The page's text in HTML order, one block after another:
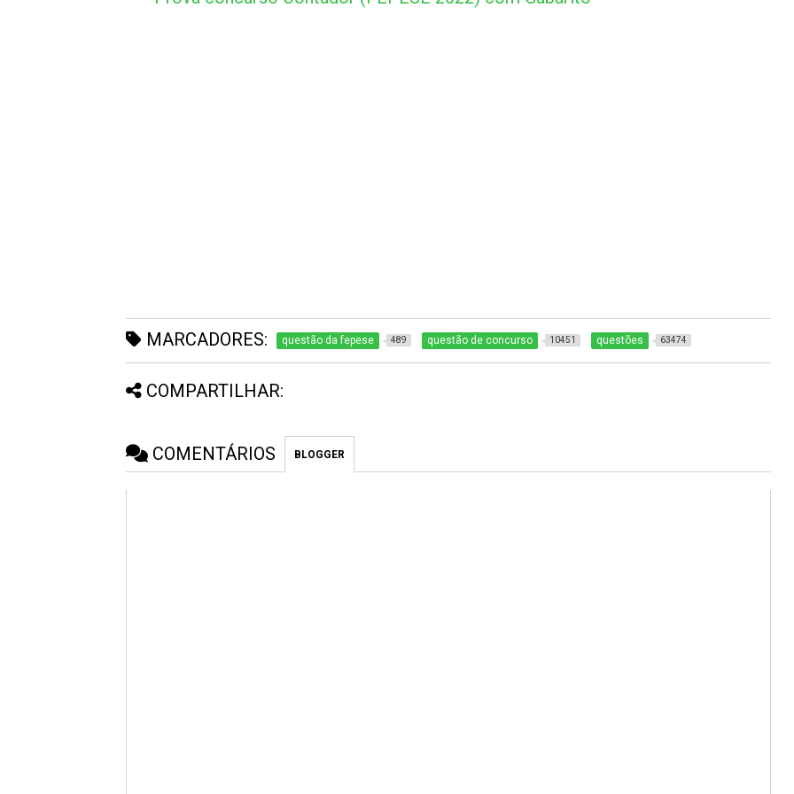
MARCADORES: questão da fepese 489 questão de concurso 10451 questões 63474
COMPARTILHAR:
COMENTÁRIOS BLOGGER